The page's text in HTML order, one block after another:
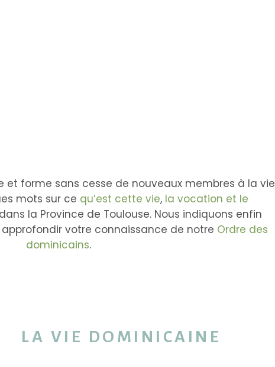
et forme sans cesse de nouveaux membres à la vie
mots sur ce qu’est cette vie, la vocation et le
dans la Province de Toulouse. Nous indiquons enfin
approfondir votre connaissance de notre Ordre des
dominicains.
LA VIE DOMINICAINE